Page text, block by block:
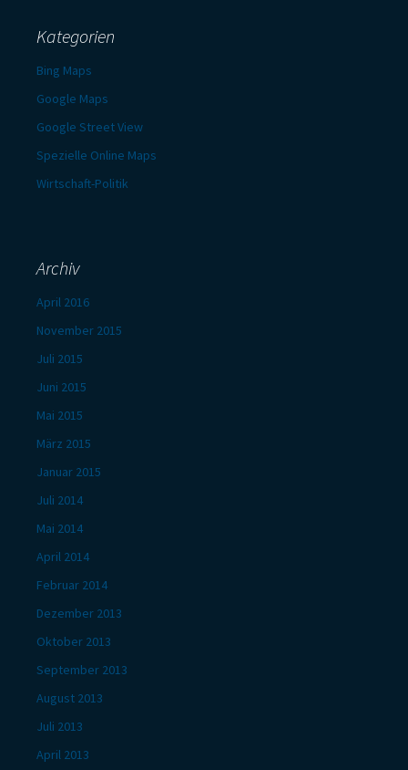
Kategorien
Bing Maps
Google Maps
Google Street View
Spezielle Online Maps
Wirtschaft-Politik
Archiv
April 2016
November 2015
Juli 2015
Juni 2015
Mai 2015
März 2015
Januar 2015
Juli 2014
Mai 2014
April 2014
Februar 2014
Dezember 2013
Oktober 2013
September 2013
August 2013
Juli 2013
April 2013